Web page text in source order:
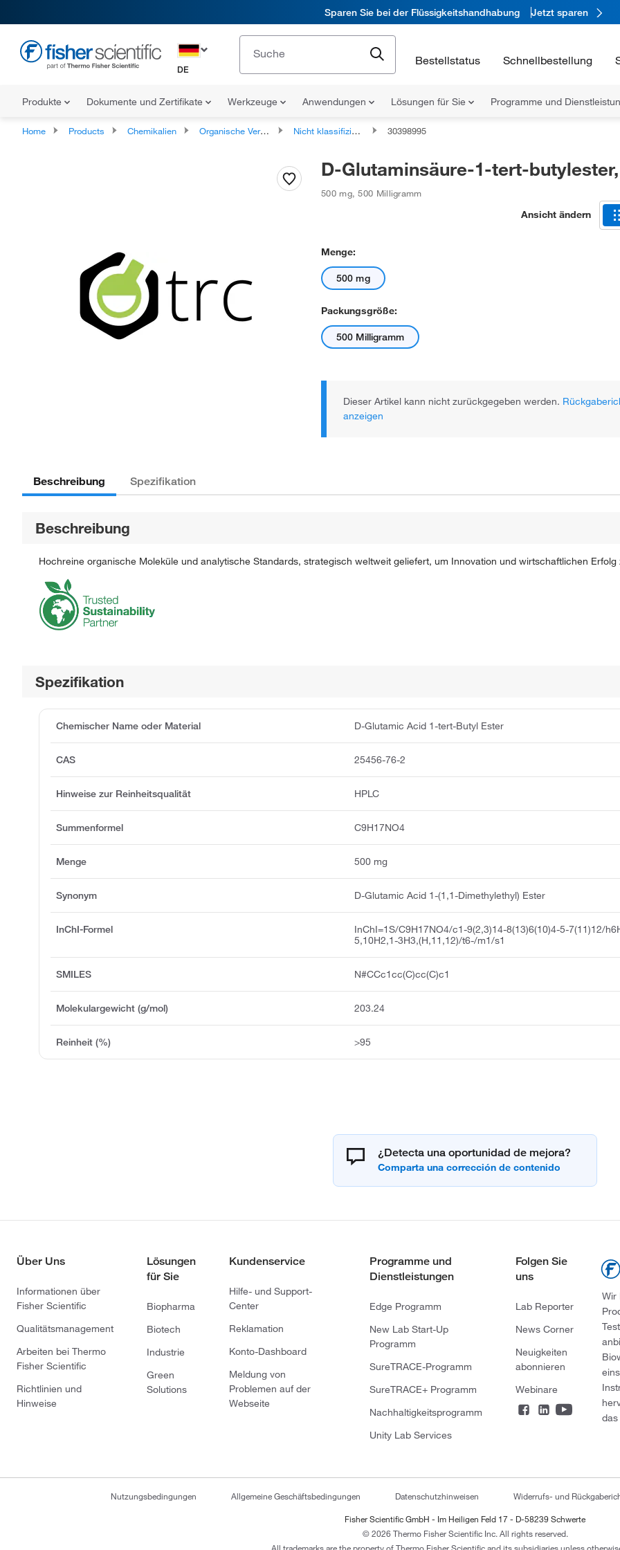
Sparen Sie bei der Flüssigkeitshandhabung Jetzt sparen
DE
Bestellstatus Schnellbestellung
Produkte Dokumente und Zertifikate Werkzeuge Anwendungen Lösungen für Sie Programme und
Home Products Chemikalien Organische Verbindungen Nicht klassifizierte organische Verbindungen 30398995
D-Glutaminsäure-1-tert-
500 mg,500 Milligramm
Ansicht ändern
Menge:
500 mg
Packungsgröße:
500 Milligramm
Dieser Artikel kann nicht zurückgegeben werden.
anzeigen
Beschreibung Spezifikation
Beschreibung
Hochreine organische Moleküle und analytische Standards, strategisch weltweit geliefert, um Innovation und wirtschaftlichen
Spezifikation
Chemischer Name oder Material D-Glutamic Acid 1-tert-Butyl Ester
CAS 25456-76-2
Hinweise zur Reinheitsqualität HPLC
Summenformel C9H17NO4
Menge 500 mg
Synonym D-Glutamic Acid 1-(1,1-Dimethylethyl) Ester
InChI-Formel
InChI=1S/C9H17NO4/c1-9(2,3)14-8(13)6(10)4-5-7(11)12/
5,10H2,1-3H3,(H,11,12)/t6-/m1/s1
SMILES N#CCc1cc(C)cc(C)c1
Molekulargewicht (g/mol) 203.24
Reinheit (%) >95
¿Detecta una oportunidad de mejora?
Über Uns
Informationen über
Fisher Scientific
Qualitätsmanagement
Arbeiten bei Thermo
Fisher Scientific
Richtlinien und
Hinweise
Lösungen
für Sie
Biopharma
Biotech
Industrie
Green
Solutions
Kundenservice
Hilfe- und Support-
Center
Reklamation
Konto-Dashboard
Meldung von
Problemen auf der
Webseite
Programme und
Dienstleistungen
Edge Programm
New Lab Start-Up
Programm
SureTRACE-Programm
SureTRACE+ Programm
Nachhaltigkeitsprogramm
Unity Lab Services
Folgen Sie
uns
Lab Reporter
News Corner
Neuigkeiten
abonnieren
Webinare
Wir
Nutzungsbedingungen Allgemeine Geschäftsbedingungen Datenschutzhinweisen Widerrufs- und
Fisher Scientific GmbH - Im Heiligen Feld 17 - D-58239 Schwerte
© 2026 Thermo Fisher Scientific Inc. All rights reserved.